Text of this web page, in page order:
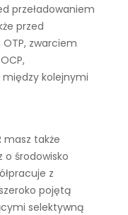
przeładowaniem
przed
zwarciem
między kolejnymi
masz także
o środowisko
z
pojętą
selektywną